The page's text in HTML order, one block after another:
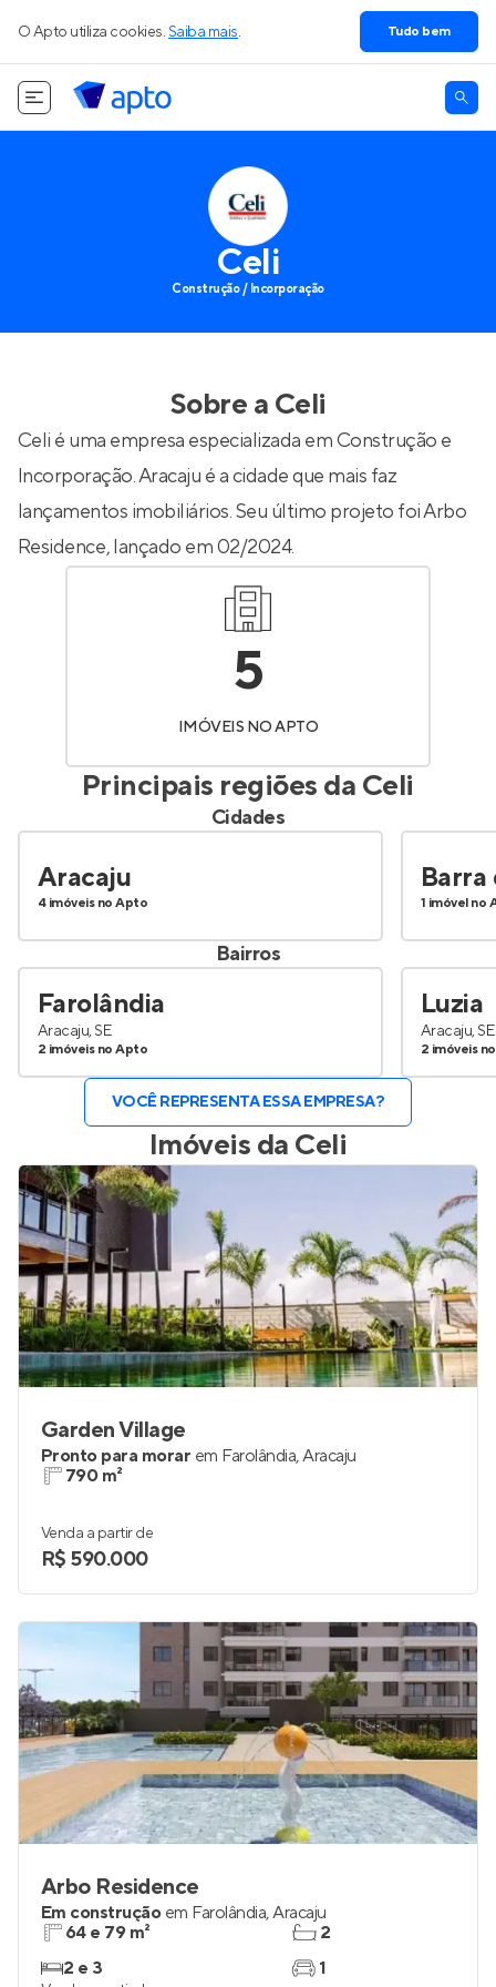
O Apto utiliza cookies. Saiba mais. Tudo bem
Celi
Construção / Incorporação
Sobre a Celi
Celi é uma empresa especializada em Construção e
Incorporação. Aracaju é a cidade que mais faz
lançamentos imobiliários. Seu último projeto foiArbo
Residence, lançado em 02/2024.
5
IMÓVEIS NO APTO
Principais regiões da Celi
Cidades
Aracaju
4 imóveis no Apto
Barra
1 imóvel no
Bairros
Farolândia
Aracaju, SE
2 imóveis no Apto
Luzia
Aracaju, SE
2 imóveis
VOCÊ REPRESENTA ESSA EMPRESA?
Imóveis da Celi
Garden Village
Pronto para morar em Farolândia,Aracaju
790 m²
Venda a partir de
R$ 590.000
Arbo Residence
Em construção em Farolândia,Aracaju
64 e 79 m²
2 e 3
2
1